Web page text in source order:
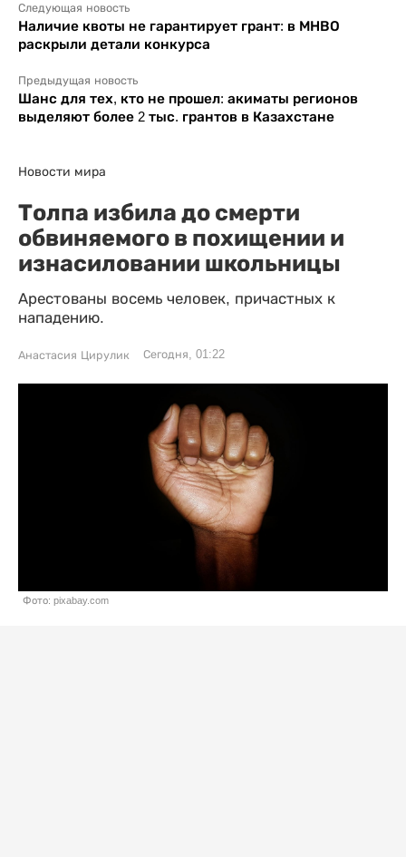
Следующая новость
Наличие квоты не гарантирует грант: в МНВО
раскрыли детали конкурса
Предыдущая новость
Шанс для тех, кто не прошел: акиматы регионов
выделяют более 2 тыс. грантов в Казахстане
Новости мира
Толпа избила до смерти
обвиняемого в похищении и
изнасиловании школьницы
Арестованы восемь человек, причастных к
нападению.
Анастасия Цирулик Сегодня, 01:22
Фото: pixabay.com